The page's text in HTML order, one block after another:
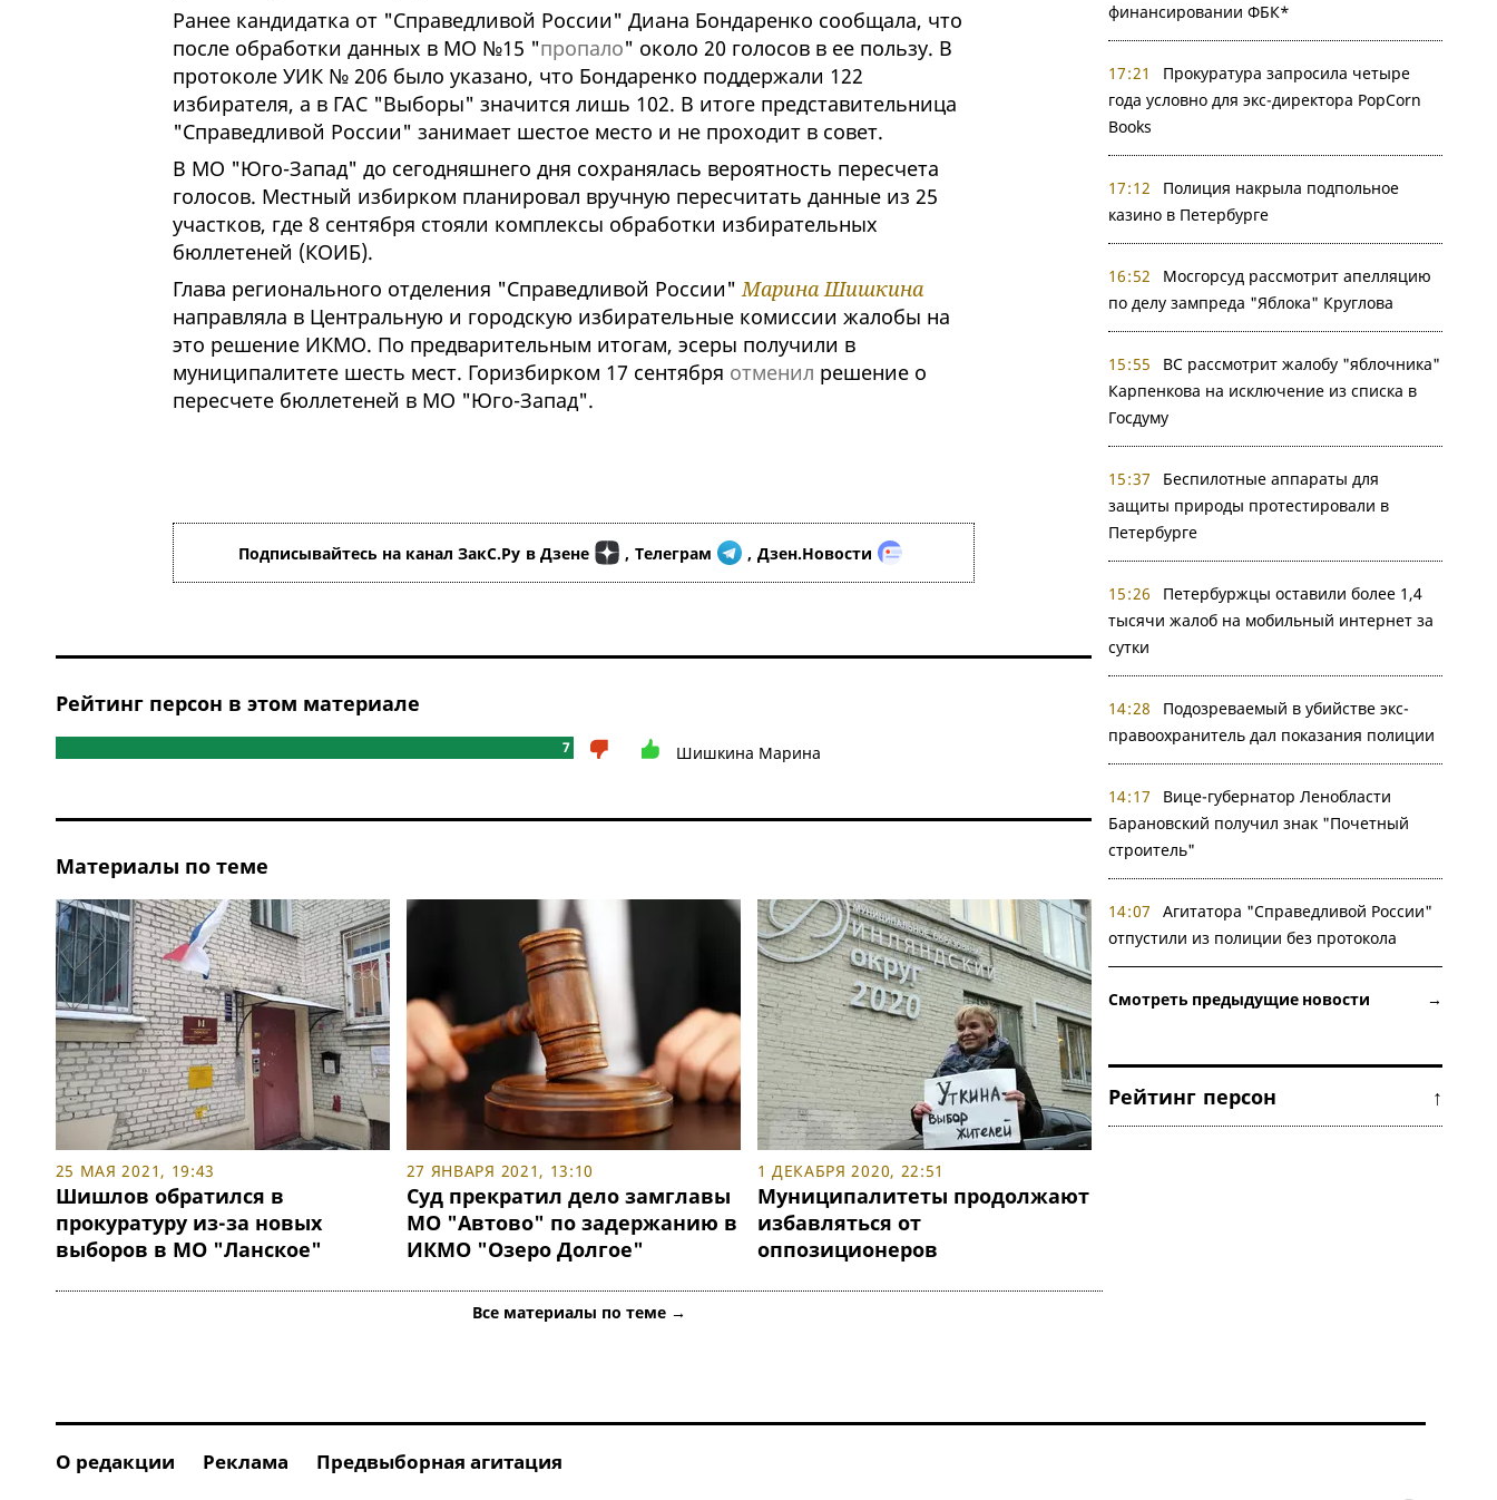
Ранее кандидатка от "Справедливой России" Диана Бондаренко сообщала, что
после обработки данных в МО №15 "пропало" около 20 голосов в ее пользу. В
протоколе УИК № 206 было указано, что Бондаренко поддержали 122
избирателя, а в ГАС "Выборы" значится лишь 102. В итоге представительница
"Справедливой России" занимает шестое место и не проходит в совет.
В МО "Юго-Запад" до сегодняшнего дня сохранялась вероятность пересчета
голосов. Местный избирком планировал вручную пересчитать данные из 25
участков, где 8 сентября стояли комплексы обработки избирательных
бюллетеней (КОИБ).
Глава регионального отделения "Справедливой России"Марина Шишкина
направляла в Центральную и городскую избирательные комиссии жалобы на
это решение ИКМО. По предварительным итогам, эсеры получили в
муниципалитете шесть мест. Горизбирком 17 сентября отменил решение о
пересчете бюллетеней в МО "Юго-Запад".
Подписывайтесь на канал ЗакС.Ру в Дзене , Телеграм , Дзен.Новости
Рейтинг персон в этом материале
7 Шишкина Марина
Материалы по теме
25 МАЯ 2021, 19:43
Шишлов обратился в
прокуратуру из-за новых
выборов в МО "Ланское"
27 ЯНВАРЯ 2021, 13:10
Суд прекратил дело замглавы
МО "Автово" по задержанию в
ИКМО "Озеро Долгое"
1 ДЕКАБРЯ 2020, 22:51
Муниципалитеты продолжают
избавляться от
оппозиционеров
Все материалы по теме →
финансировании ФБК*
17:21
Прокуратура запросила четыре
года условно для экс-директора PopCorn
Books
17:12
Полиция накрыла подпольное
казино в Петербурге
16:52
Мосгорсуд рассмотрит апелляцию
по делу зампреда "Яблока" Круглова
15:55
ВС рассмотрит жалобу "яблочника"
Карпенкова на исключение из списка в
Госдуму
15:37
Беспилотные аппараты для
защиты природы протестировали в
Петербурге
15:26
Петербуржцы оставили более 1,4
тысячи жалоб на мобильный интернет за
сутки
14:28
Подозреваемый в убийстве экс-
правоохранитель дал показания полиции
14:17
Вице-губернатор Ленобласти
Барановский получил знак "Почетный
строитель"
14:07
Агитатора "Справедливой России"
отпустили из полиции без протокола
Смотреть предыдущие новости →
Рейтинг персон ↑
О редакции Реклама Предвыборная агитация